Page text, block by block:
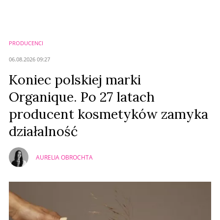
PRODUCENCI
06.08.2026 09:27
Koniec polskiej marki
Organique. Po 27 latach
producent kosmetyków zamyka
działalność
AURELIA OBROCHTA